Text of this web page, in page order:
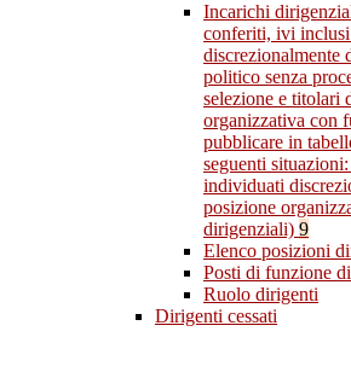
Incarichi
conferiti, ivi
discrezionalmente
politico senza
selezione e titolari
organizzativa con
pubblicare in
seguenti
individuati
posizione
dirigenziali) 9
Elenco posizioni
Posti di funzione
Ruolo dirigenti
Dirigenti cessati